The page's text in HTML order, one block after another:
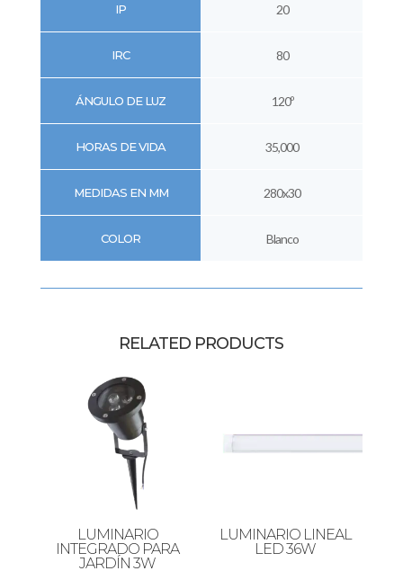
IP
IRC
ÁNGULO DE LUZ
HORAS DE VIDA
MEDIDAS EN MM
COLOR
20
80
120º
35,000
280x30
Blanco
RELATED PRODUCTS
LUMINARIO
INTEGRADO PARA
JARDÍN 3W
LUMINARIO LINEAL
LED 36W